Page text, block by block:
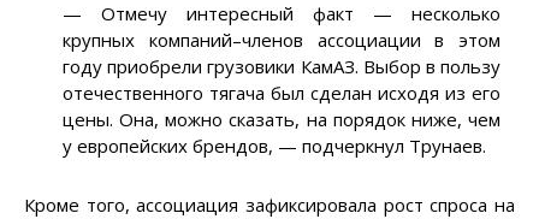
— Отмечу интересный факт — несколько
крупных компаний–членов ассоциации в этом
году приобрели грузовики КамАЗ. Выбор в пользу
отечественного тягача был сделан исходя из его
цены. Она, можно сказать, на порядок ниже, чем
у европейских брендов, — подчеркнул Трунаев.
Кроме того, ассоциация зафиксировала рост спроса на